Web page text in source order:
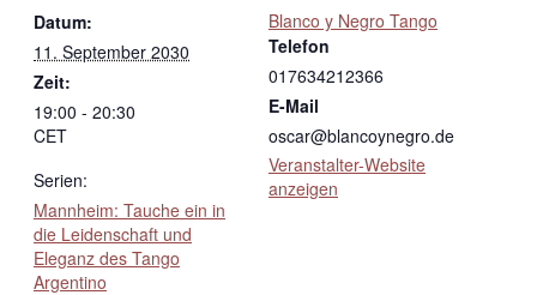
Datum:
11. September 2030
Zeit:
19:00 - 20:30
CET
Serien:
Mannheim: Tauche ein in
die Leidenschaft und
Eleganz des Tango
Argentino
Blanco y Negro Tango
Telefon
017634212366
E-Mail
oscar@blancoynegro.de
Veranstalter-Website
anzeigen